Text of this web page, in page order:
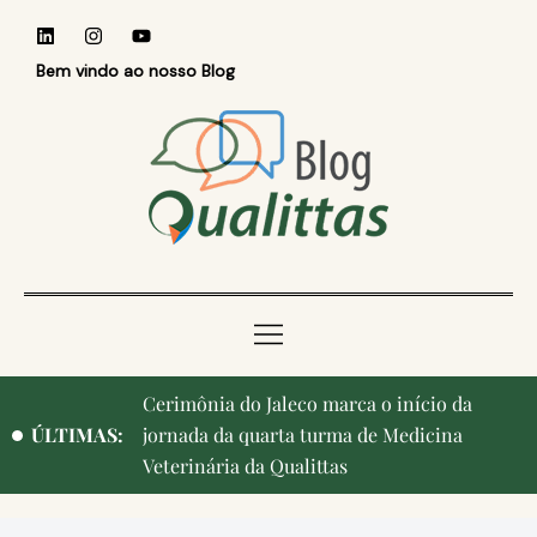
Bem vindo ao nosso Blog
ÚLTIMAS:
Cerimônia do Jaleco marca o início da
jornada da quarta turma de Medicina
Veterinária da Qualittas